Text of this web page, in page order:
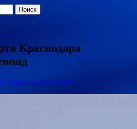
Краснодара
комментарий